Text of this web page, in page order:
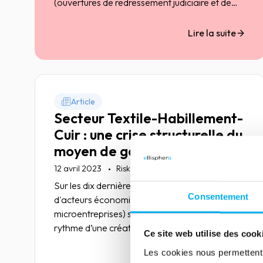
Consentement
Ce site web utilise des
Les cookies nous
(ouvertures de redressement judiciaire et de
territoires français, illustrant ainsi une France à
Lire la suite
Article
Secteur Textile-Habillement-
Cuir : une crise structurelle du
moyen de gamme se
confirme
12 avril 2023 Risk management
Sur les dix dernières années, le nombre
d'acteurs économiques (hors
microentreprises) s’est à peine maintenu, au
rythme d’une création pour une disparition .
Lire la suite